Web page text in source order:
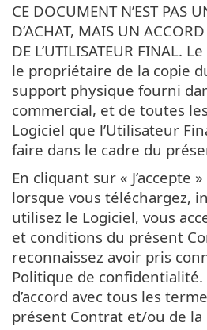
CE DOCUMENT N’EST PAS
D’ACHAT, MAIS UN
DE L’UTILISATEUR FINAL.
le propriétaire de la copie
support physique fourni
commercial, et de toutes
Logiciel que l’Utilisateur
faire dans le cadre du
En cliquant sur « J’accepte »
lorsque vous téléchargez,
utilisez le Logiciel, vous
et conditions du présent
reconnaissez avoir pris
Politique de confidentialité.
d’accord avec tous les
présent Contrat et/ou de la